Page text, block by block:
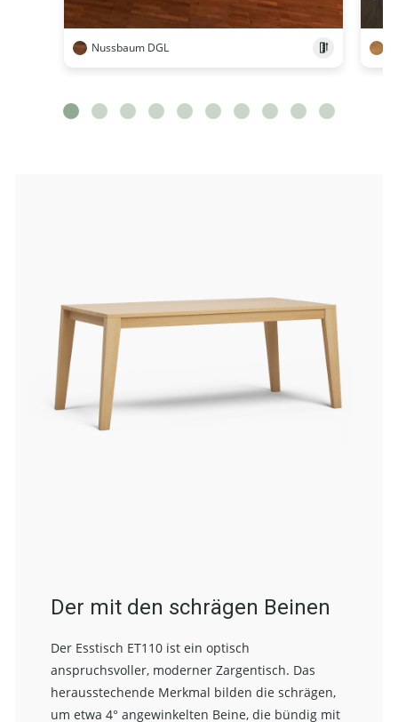
Nussbaum DGL
Der mit den schrägen Beinen
Der Esstisch ET110 ist ein optisch
anspruchsvoller, moderner Zargentisch. Das
herausstechende Merkmal bilden die schrägen,
um etwa 4° angewinkelten Beine, die bündig mit